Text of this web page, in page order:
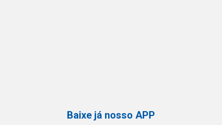
Baixe já nosso APP